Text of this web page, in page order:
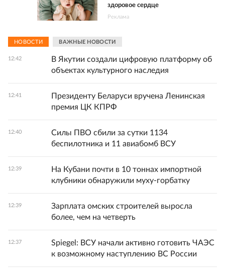
здоровое сердце
Реклама
НОВОСТИ ВАЖНЫЕ НОВОСТИ
12:42
В Якутии создали цифровую платформу об
объектах культурного наследия
12:41
Президенту Беларуси вручена Ленинская
премия ЦК КПРФ
12:40
Силы ПВО сбили за сутки 1134
беспилотника и 11 авиабомб ВСУ
12:39
На Кубани почти в 10 тоннах импортной
клубники обнаружили муху‑горбатку
12:39
Зарплата омских строителей выросла
более, чем на четверть
12:37
Spiegel: ВСУ начали активно готовить ЧАЭС
к возможному наступлению ВС России